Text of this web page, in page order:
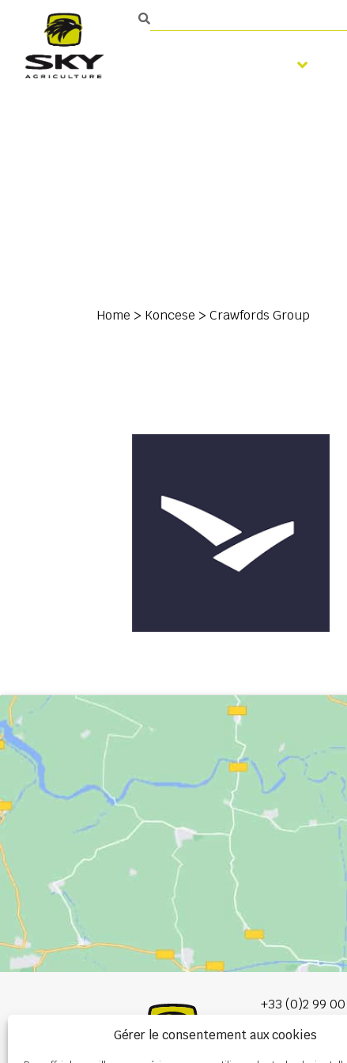
Gérer le consentement aux cookies
Home > Koncese > Crawfords Group
+33 (0)2 99
info@burel-